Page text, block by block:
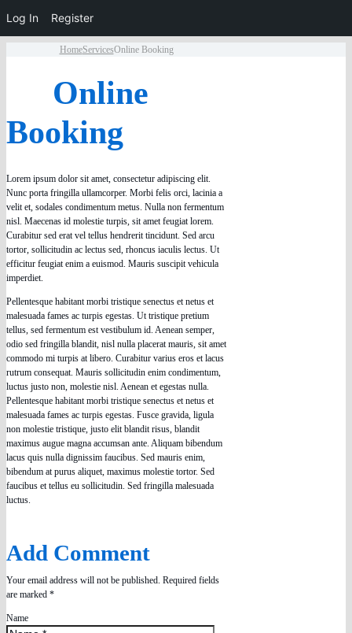
HomeServicesOnline Booking
Online
Booking
Lorem ipsum dolor sit amet, consectetur adipiscing elit.
Nunc porta fringilla ullamcorper. Morbi felis orci, lacinia a
velit et, sodales condimentum metus. Nulla non fermentum
nisl. Maecenas id molestie turpis, sit amet feugiat lorem.
Curabitur sed erat vel tellus hendrerit tincidunt. Sed arcu
tortor, sollicitudin ac lectus sed, rhoncus iaculis lectus. Ut
efficitur feugiat enim a euismod. Mauris suscipit vehicula
imperdiet.
Pellentesque habitant morbi tristique senectus et netus et
malesuada fames ac turpis egestas. Ut tristique pretium
tellus, sed fermentum est vestibulum id. Aenean semper,
odio sed fringilla blandit, nisl nulla placerat mauris, sit amet
commodo mi turpis at libero. Curabitur varius eros et lacus
rutrum consequat. Mauris sollicitudin enim condimentum,
luctus justo non, molestie nisl. Aenean et egestas nulla.
Pellentesque habitant morbi tristique senectus et netus et
malesuada fames ac turpis egestas. Fusce gravida, ligula
non molestie tristique, justo elit blandit risus, blandit
maximus augue magna accumsan ante. Aliquam bibendum
lacus quis nulla dignissim faucibus. Sed mauris enim,
bibendum at purus aliquet, maximus molestie tortor. Sed
faucibus et tellus eu sollicitudin. Sed fringilla malesuada
luctus.
Add Comment
Your email address will not be published. Required fields
are marked *
Name
Log In Register